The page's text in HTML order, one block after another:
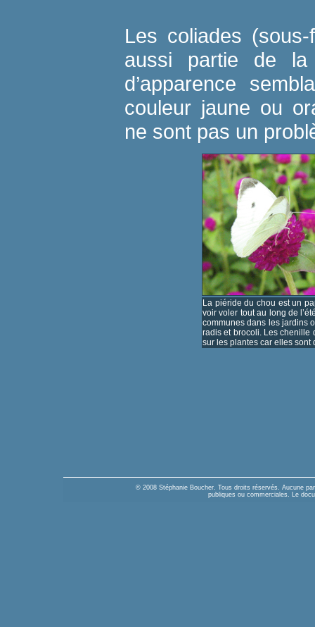
Les coliades
aussi partie de la
d’apparence
couleur jaune ou
ne sont pas un
La piéride du chou est un
voir voler tout au long de
communes dans les jardins
radis et brocoli. Les chenille
sur les plantes car elles
© 2008 Stéphanie Boucher. Tous droits réservés. Aucune
publiques ou commerciales. Le